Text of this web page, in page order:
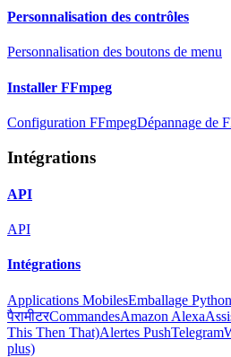
Personnalisation des contrôles
Personnalisation des boutons de menu
Installer FFmpeg
Configuration FFmpegDépannage de
Intégrations
API
API
Intégrations
Applications MobilesEmballage Python
पैरामीटरCommandesAmazon Alexa
This Then That)Alertes PushTelegram
plus)